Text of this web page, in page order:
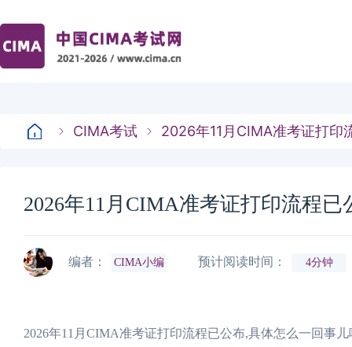
CIMA考试 2026年11月CIMA准考证打印
2026年11月CIMA准考证打印流程
编者： CIMA小编 预计阅读时间： 4分钟
2026年11月CIMA准考证打印流程已公布,具体怎么一回事